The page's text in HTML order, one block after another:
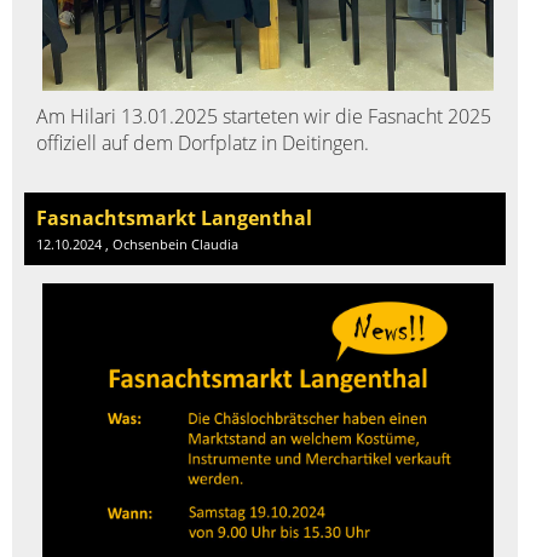
Am Hilari 13.01.2025 starteten wir die Fasnacht 2025
offiziell auf dem Dorfplatz in Deitingen.
Fasnachtsmarkt Langenthal
12.10.2024 , Ochsenbein Claudia